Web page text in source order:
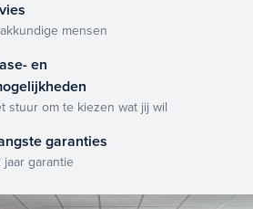
mensen
en
stuur om te kiezen wat jij wil
garanties
garantie